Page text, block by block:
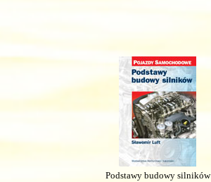
Podstawy budowy silników